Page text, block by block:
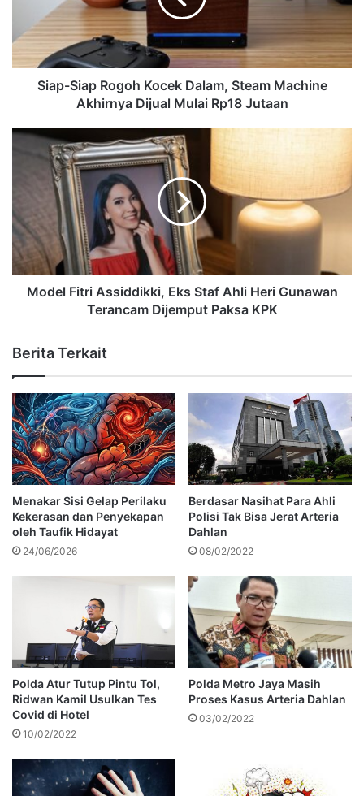
Siap-Siap Rogoh Kocek Dalam, Steam Machine
Akhirnya Dijual Mulai Rp18 Jutaan
Model Fitri Assiddikki, Eks Staf Ahli Heri Gunawan
Terancam Dijemput Paksa KPK
Berita Terkait
Menakar Sisi Gelap Perilaku
Kekerasan dan Penyekapan
oleh Taufik Hidayat
24/06/2026
Berdasar Nasihat Para Ahli
Polisi Tak Bisa Jerat Arteria
Dahlan
08/02/2022
Polda Atur Tutup Pintu Tol,
Ridwan Kamil Usulkan Tes
Covid di Hotel
10/02/2022
Polda Metro Jaya Masih
Proses Kasus Arteria Dahlan
03/02/2022